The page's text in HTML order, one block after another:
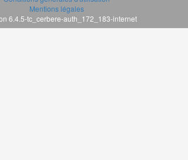
Mentions légales
6.4.5-tc_cerbere-auth_172_183-internet